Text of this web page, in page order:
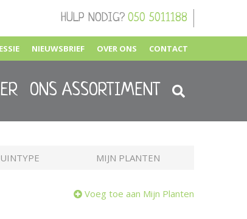
HULP NODIG? 050 5011188
NIEUWSBRIEF OVER ONS CONTACT
ONS ASSORTIMENT
MIJN PLANTEN
Voeg toe aan Mijn Planten